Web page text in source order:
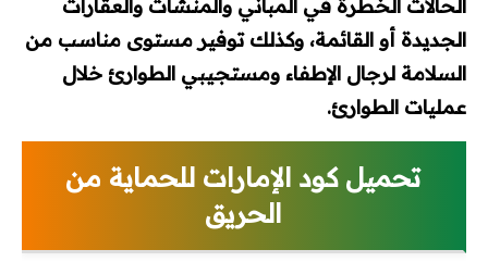
أكواد الحريق
أكواد هندسة مدنية
مشاريع تخرج
كتالوجات وأسعار
كتالوجات
الحالات الخطرة في المباني والمنشآت والعقارات
الجديدة أو القائمة، وكذلك توفير مستوى مناسب من
السلامة لرجال الإطفاء ومستجيبي الطوارئ خلال
عمليات الطوارئ.
تحميل كود الإمارات للحماية من
الحريق